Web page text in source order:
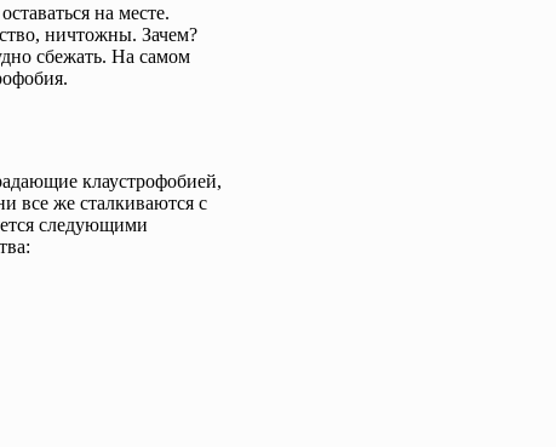
на месте.
ничтожны. Зачем?
сбежать. На самом
клаустрофобией,
все же сталкиваются с
следующими